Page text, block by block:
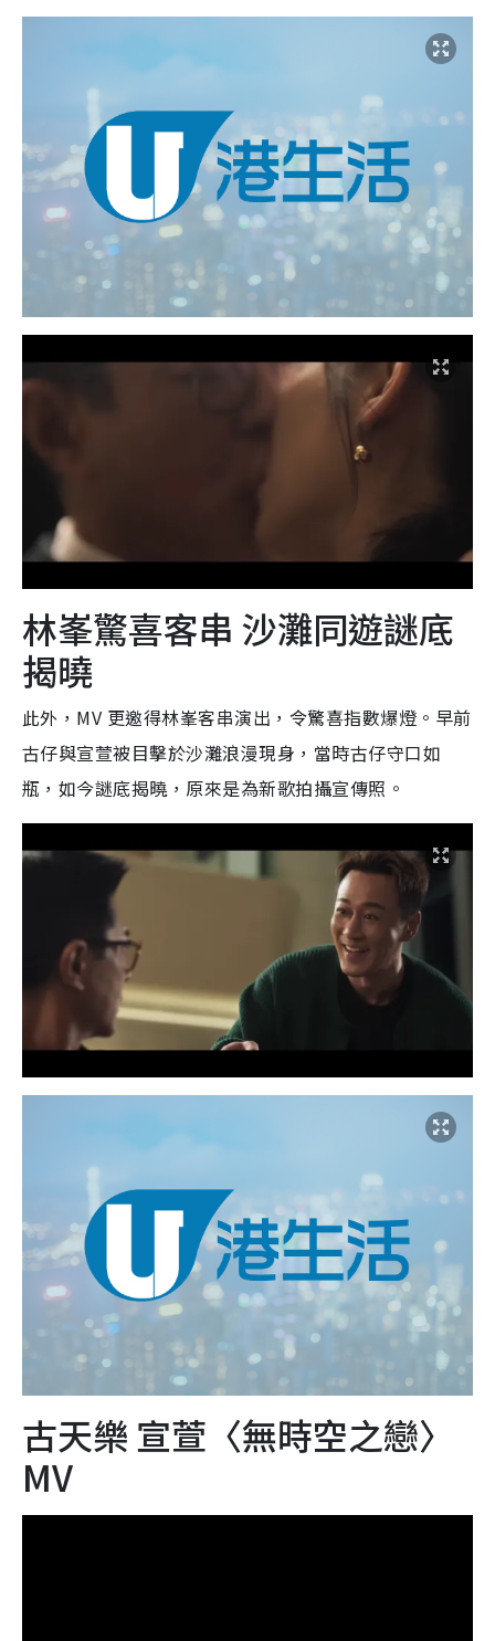
林峯驚喜客串 沙灘同遊謎底
揭曉
此外，MV 更邀得林峯客串演出，令驚喜指數爆燈。早前
古仔與宣萱被目擊於沙灘浪漫現身，當時古仔守口如
瓶，如今謎底揭曉，原來是為新歌拍攝宣傳照。
古天樂 宣萱〈無時空之戀〉
MV